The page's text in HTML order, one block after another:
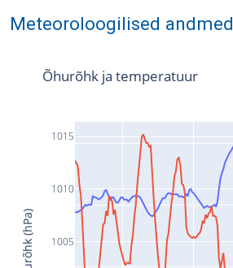
Meteoroloogilised andmed
1005
1010
1015
Õhurõhk ja temperatuur
Õhurõhk (hPa)